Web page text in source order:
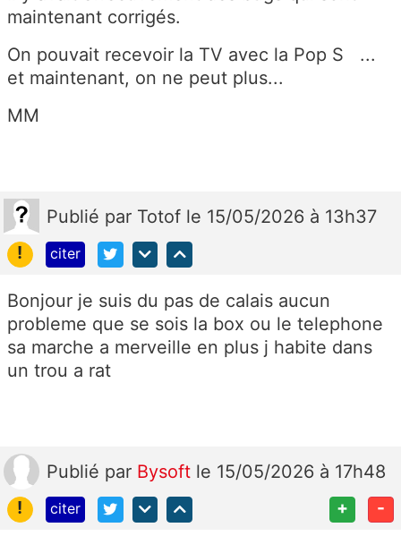
maintenant corrigés.
On pouvait recevoir la TV avec la Pop S ...
et maintenant, on ne peut plus...
MM
Publié par Totof le 15/05/2026 à 13h37
!
citer
Bonjour je suis du pas de calais aucun
probleme que se sois la box ou le telephone
sa marche a merveille en plus j habite dans
un trou a rat
Publié par Bysoft le 15/05/2026 à 17h48
!
citer + -